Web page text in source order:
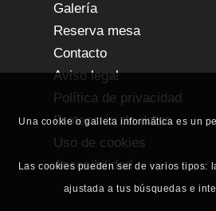
Galería
Reserva mesa
Contacto
Aviso legal
Política de privacidad
Protección de datos
Uso de cookies
Accesibilidad
Una cookie o galleta informática es un
Las cookies pueden ser de varios tipos:
ajustada a tus búsquedas e